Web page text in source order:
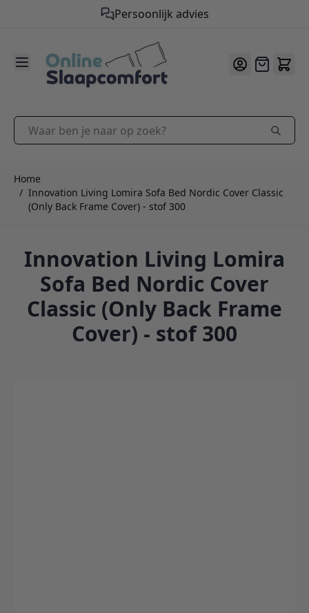
Gratis verzending vanaf €50,-
9.2/10
Offerte
Waar ben je naar op zoek?
Home
/ Innovation Living Lomira Sofa Bed Nordic Cover Classic
(Only Back Frame Cover) - stof 300
Innovation Living Lomira
Sofa Bed Nordic Cover
Classic (Only Back Frame
Cover) - stof 300